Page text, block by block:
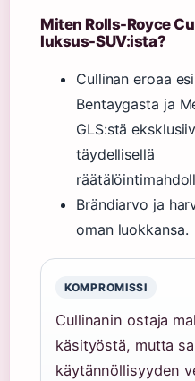
Miten Rolls-Royce
luksus-SUV:ista?
Cullinan eroaa
Bentaygasta ja
GLS:stä
täydellisellä
Brändiarvo ja
oman luokkansa.
KOMPROMISSI
Cullinanin ostaja
käsityöstä, mutta
käytännöllisyyden